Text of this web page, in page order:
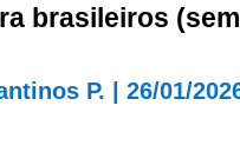
brasileiros
P. 26/01/